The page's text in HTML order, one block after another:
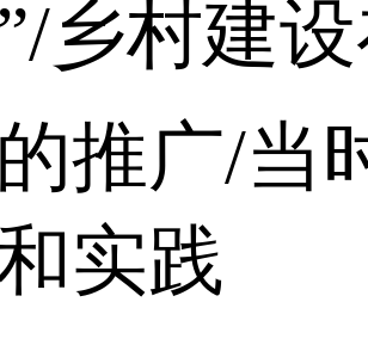
乡村建
广/当时
实践